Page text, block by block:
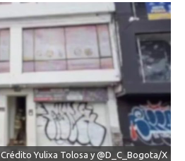
Crédito Yulixa Tolosa y @D_C_Bogota/X